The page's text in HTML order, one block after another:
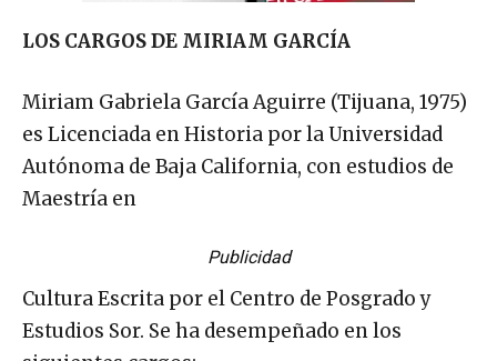
LOS CARGOS DE MIRIAM GARCÍA
Miriam Gabriela García Aguirre (Tijuana, 1975)
es Licenciada en Historia por la Universidad
Autónoma de Baja California, con estudios de
Maestría en
Publicidad
Cultura Escrita por el Centro de Posgrado y
Estudios Sor. Se ha desempeñado en los